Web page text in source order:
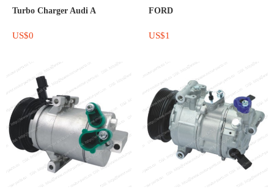
Turbo Charger Audi A
US$0
FORD
US$1